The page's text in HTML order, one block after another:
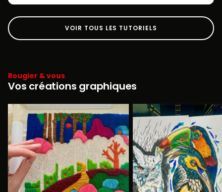
VOIR TOUS LES TUTORIELS
Rougier & vous
Vos créations graphiques